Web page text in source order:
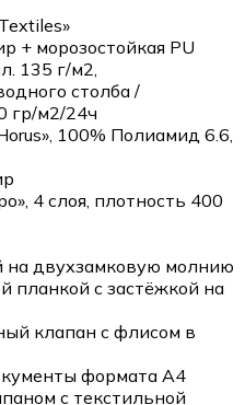
+ морозостойкая PU
135 г/м2,
столба /
гр/м2/24ч
100% Полиамид 6.6,
4 слоя, плотность 400
на двухзамковую молнию
планкой с застёжкой на
клапан с флисом в
формата А4
с текстильной